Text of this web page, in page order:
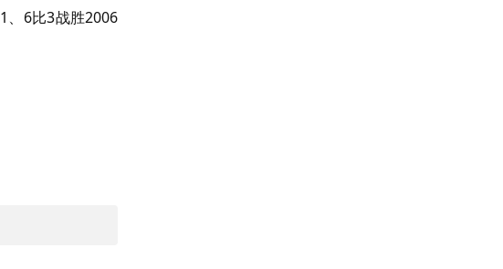
1 、 6比3战胜2006